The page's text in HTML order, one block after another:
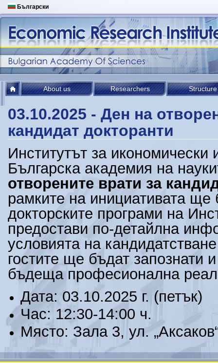
Български
About us Researchers Structure
03.10.2025 - Ден на
кандидат докторанти
Институтът за икономически
Българска академия на
отворените врати за
рамките на инициативата ще
докторските програми на
предостави по-детайлна
условията на
гостите ще бъдат запознати
бъдеща професионална
Дата: 03.10.2025 г. (петък)
Час: 12:30-14:00 ч.
Място: Зала 3, ул.